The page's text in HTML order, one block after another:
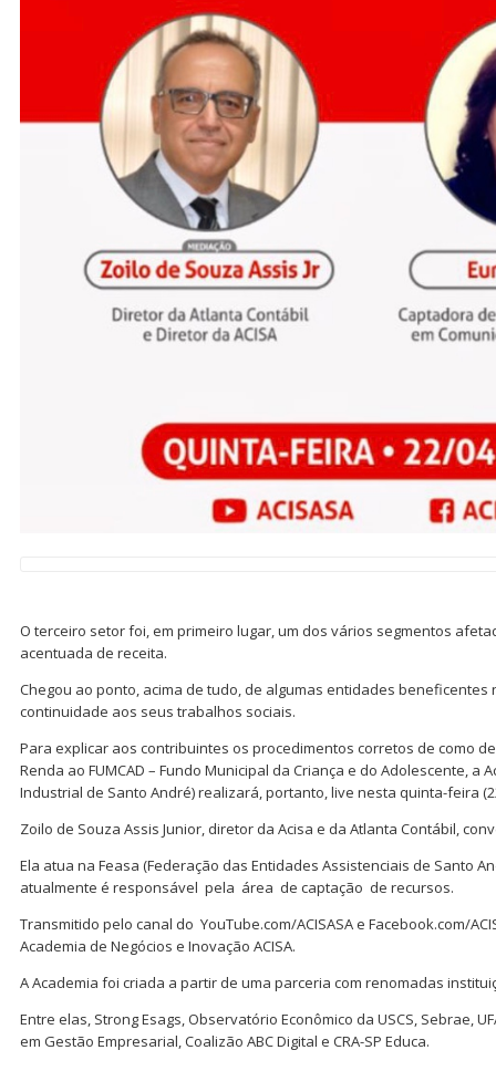
O terceiro setor foi, em primeiro lugar, um dos vários segmentos
acentuada de receita.
Chegou ao ponto, acima de tudo, de algumas entidades beneficentes
continuidade aos seus trabalhos sociais.
Para explicar aos contribuintes os procedimentos corretos de como
Renda ao FUMCAD – Fundo Municipal da Criança e do Adolescente, a
Industrial de Santo André) realizará, portanto, live nesta quinta-feira
Zoilo de Souza Assis Junior, diretor da Acisa e da Atlanta Contábil,
Ela atua na Feasa (Federação das Entidades Assistenciais de Santo
atualmente é responsável pela área de captação de recursos.
Transmitido pelo canal do YouTube.com/ACISASA e Facebook.com/
Academia de Negócios e Inovação ACISA.
A Academia foi criada a partir de uma parceria com renomadas
Entre elas, Strong Esags, Observatório Econômico da USCS, Sebrae,
em Gestão Empresarial, Coalizão ABC Digital e CRA-SP Educa.